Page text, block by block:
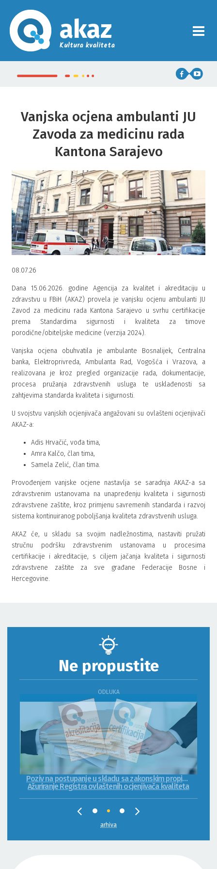
akaz
Kultura kvaliteta
Vanjska ocjena ambulanti JU
Zavoda za medicinu rada
Kantona Sarajevo
08.07.26
Dana 15.06.2026. godine Agencija za kvalitet i akreditaciju u
zdravstvu u FBiH (AKAZ) provela je vanjsku ocjenu ambulanti JU
Zavod za medicinu rada Kantona Sarajevo u svrhu certifikacije
prema Standardima sigurnosti i kvaliteta za timove
porodične/obiteljske medicine (verzija 2024).
Vanjska ocjena obuhvatila je ambulante Bosnalijek, Centralna
banka, Elektroprivreda, Ambulanta Rad, Vogošća i Vrazova, a
realizovana je kroz pregled organizacije rada, dokumentacije,
procesa pružanja zdravstvenih usluga te usklađenosti sa
zahtjevima standarda kvaliteta i sigurnosti.
U svojstvu vanjskih ocjenjivača angažovani su ovlašteni ocjenjivači
AKAZ-a:
Adis Hrvačić, vođa tima,
Amra Kalčo, član tima,
Samela Zelić, član tima.
Provođenjem vanjske ocjene nastavlja se saradnja AKAZ-a sa
zdravstvenim ustanovama na unapređenju kvaliteta i sigurnosti
zdravstvene zaštite, kroz primjenu savremenih standarda i razvoj
sistema kontinuiranog poboljšanja kvaliteta zdravstvenih usluga.
AKAZ će, u skladu sa svojim nadležnostima, nastaviti pružati
stručnu podršku zdravstvenim ustanovama u procesima
certifikacije i akreditacije, s ciljem jačanja kvaliteta i sigurnosti
zdravstvene zaštite za sve građane Federacije Bosne i
Hercegovine.
Ne propustite
Poziv na postupanje u skladu sa zakonskim propisima
ODLUKA
Ažuriranje Registra ovlaštenih ocjenjivača kvaliteta
arhiva